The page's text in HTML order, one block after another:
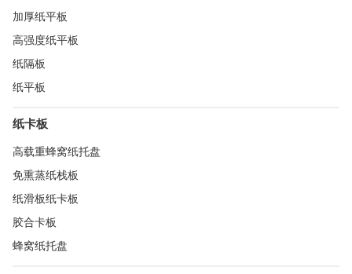
加厚纸平板
高强度纸平板
纸隔板
纸平板
纸卡板
高载重蜂窝纸托盘
免熏蒸纸栈板
纸滑板纸卡板
胶合卡板
蜂窝纸托盘